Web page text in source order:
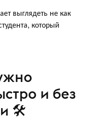
выглядеть не как
который
и без
🛠️